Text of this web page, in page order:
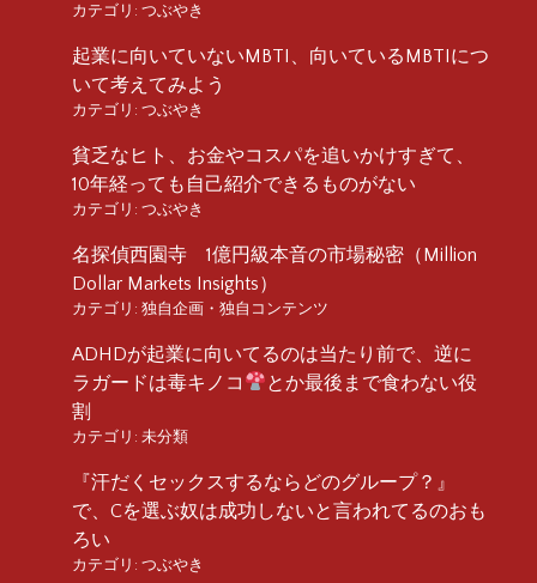
カテゴリ: つぶやき
起業に向いていないMBTI、向いているMBTIにつ
いて考えてみよう
カテゴリ: つぶやき
貧乏なヒト、お金やコスパを追いかけすぎて、
10年経っても自己紹介できるものがない
カテゴリ: つぶやき
名探偵西園寺 1億円級本音の市場秘密（Million
Dollar Markets Insights）
カテゴリ: 独自企画・独自コンテンツ
ADHDが起業に向いてるのは当たり前で、逆に
ラガードは毒キノコ
とか最後まで食わない役
割
カテゴリ: 未分類
『汗だくセックスするならどのグループ？』
で、Cを選ぶ奴は成功しないと言われてるのおも
ろい
カテゴリ: つぶやき